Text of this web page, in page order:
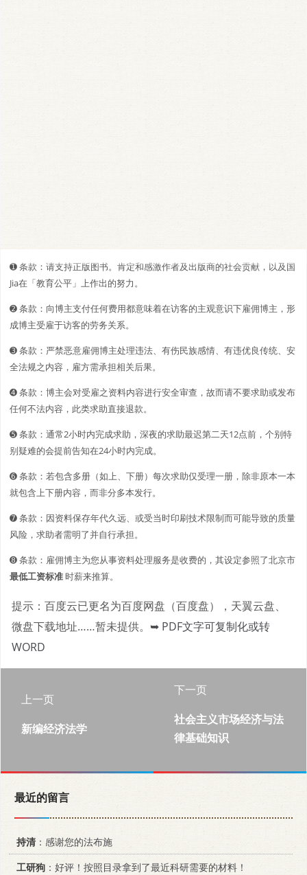
➊️ 条款：请支持正版图书。肯定和感激作者及出版商的社会贡献，以及国
Jia在「教育公平」上作出的努力。
➋️️ 条款：向博主支付任何费用都意味着在访客的主观意识下雇佣博主，形
成博主受雇于访客的劳务关系。
➌ 条款：严禁恶意雇佣博主处理违法、有伤民族感情、有违优良传统、安
全法规之内容，雇方需承担相关后果。
➍ 条款：博主会对受雇之资料内容进行安全审查，故而请不要求助或发布
任何不法内容，此类求助直接退款。
➎ 条款：通常2小时内完成求助，深夜的求助最迟第二天12点前，个别特
别疑难的会提前告知在24小时内完成。
➏ 条款：若包含多册（如上、下册）每次求助仅受理一册，除非原本一本
就包含上下册内容，而非分多本发行。
➐ 条款：因资料保存年代久远、或受当时印刷技术限制而可能导致的质量
风险，求助者需明了并自行承担。
➑ 条款：雇佣博主为您从事资料处理服务是收费的，其设定参照了北京市
最低工资标准时薪来推算。
提示：百度云已更名为百度网盘（百度盘），天翼云盘、
微盘下载地址……暂未提供。 ➥ PDF文字可复制化或转
WORD
上一页
新编经济法学
下一页
社会主义市场经济与法
律基础知识
最近的留言
持清：感谢您的法布施
工研狗 ：好评！按照目录拿到了最近科研需要的材料！